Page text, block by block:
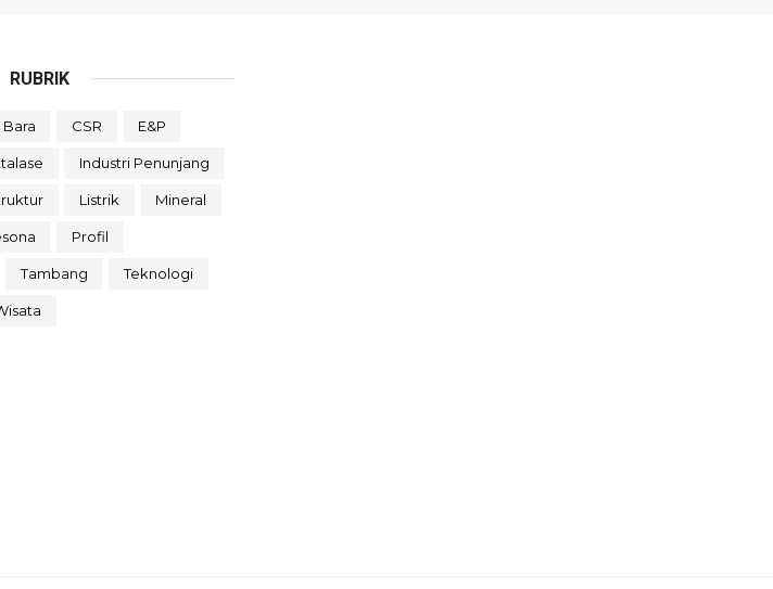
RUBRIK
CSR E&P
Industri Penunjang
Listrik Mineral
Profil
Tambang Teknologi